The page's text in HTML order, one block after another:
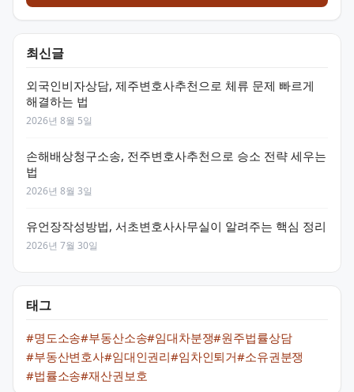
최신글
외국인비자상담, 제주변호사추천으로 체류 문제 빠르게
해결하는 법
2026년 8월 5일
손해배상청구소송, 전주변호사추천으로 승소 전략 세우는
법
2026년 8월 3일
유언장작성방법, 서초변호사사무실이 알려주는 핵심 정리
2026년 7월 30일
태그
#명도소송#부동산소송#임대차분쟁#원주법률상담
#부동산변호사#임대인권리#임차인퇴거#소유권분쟁
#법률소송#재산권보호